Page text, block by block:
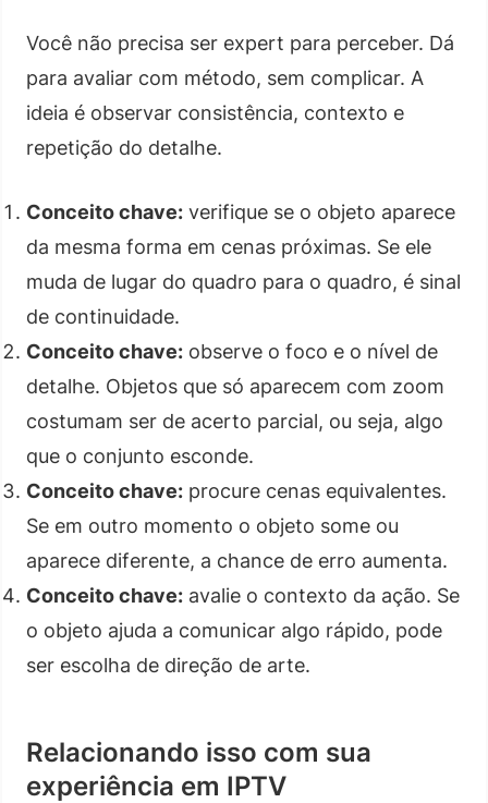
Você não precisa ser expert para perceber. Dá
para avaliar com método, sem complicar. A
ideia é observar consistência, contexto e
repetição do detalhe.
Conceito chave: verifique se o objeto aparece
da mesma forma em cenas próximas. Se ele
muda de lugar do quadro para o quadro, é sinal
de continuidade.
Conceito chave: observe o foco e o nível de
detalhe. Objetos que só aparecem com zoom
costumam ser de acerto parcial, ou seja, algo
que o conjunto esconde.
Conceito chave: procure cenas equivalentes.
Se em outro momento o objeto some ou
aparece diferente, a chance de erro aumenta.
Conceito chave: avalie o contexto da ação. Se
o objeto ajuda a comunicar algo rápido, pode
ser escolha de direção de arte.
Relacionando isso com sua
experiência em IPTV